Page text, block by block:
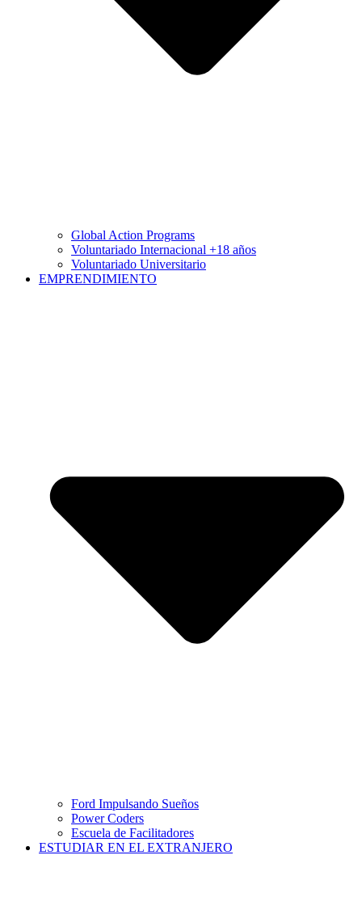
Global Action Programs
Voluntariado Internacional +18 años
Voluntariado Universitario
EMPRENDIMIENTO
Ford Impulsando Sueños
Power Coders
Escuela de Facilitadores
ESTUDIAR EN EL EXTRANJERO